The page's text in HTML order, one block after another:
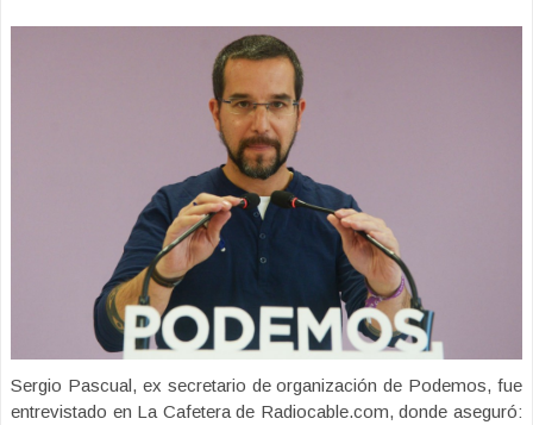
Sergio Pascual, ex secretario de organización de Podemos, fue
entrevistado en La Cafetera de Radiocable.com, donde aseguró: